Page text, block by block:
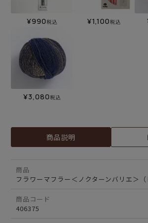
¥990税込 ¥1,100税込
¥3,080税込
商品説明
商品
フラワーマフラー＜ノクターンバリエ＞（
商品コード
406375